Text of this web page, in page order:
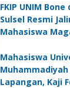
FKIP UNIM
Sulsel Resmi
Mahasiswa
Mahasiswa
Lapangan, Kaji